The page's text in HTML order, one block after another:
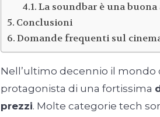
La soundbar è una
Conclusioni
Domande frequenti sul
Nell’ultimo decennio il mondo
protagonista di una fortissima
prezzi. Molte categorie tech